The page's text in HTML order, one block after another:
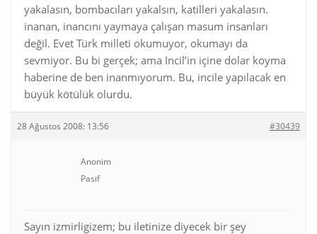
yakalasın, bombacıları yakalsın, katilleri yakalasın.
inanan, inancını yaymaya çalışan masum insanları
değil. Evet Türk milleti okumuyor, okumayı da
sevmiyor. Bu bi gerçek; ama Incil’in içine dolar koyma
haberine de ben inanmıyorum. Bu, incile yapılacak en
büyük kötülük olurdu.
28 Ağustos 2008: 13:56 #30439
Anonim
Pasif
Sayın izmirligizem; bu iletinize diyecek bir şey